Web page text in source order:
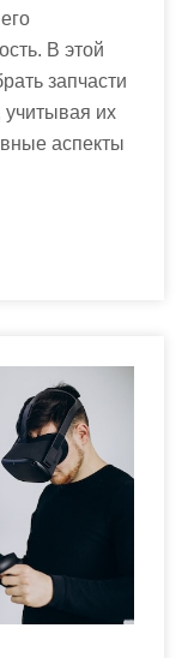
В этой
запчасти
их
аспекты